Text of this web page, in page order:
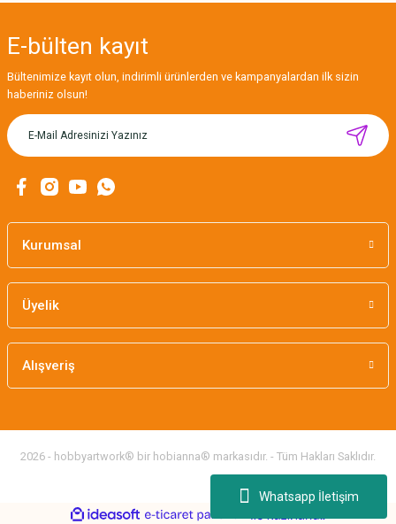
Whatsapp İletişim
CÂLIN İŞLENEBİLİR KİTAP AYRACI
E-bülten kayıt
Bültenimize kayıt olun, indirimli ürünlerden ve kampanyalardan ilk sizin
haberiniz olsun!
Kurumsal
Üyelik
Alışveriş
2026 - hobbyartwork® bir hobianna® markasıdır. - Tüm Hakları Saklıdır.
ideasoft